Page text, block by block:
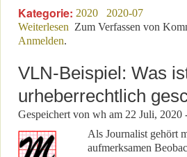
Kategorie: 2020
2020-07
Weiterlesen über VLN & mehr:
Zum Verfassen von
Anmelden.
VLN-Beispiel: Was
urheberrechtlich
Gespeichert von wh am 22 Juli, 2020
Als Journalist gehört
aufmerksamen